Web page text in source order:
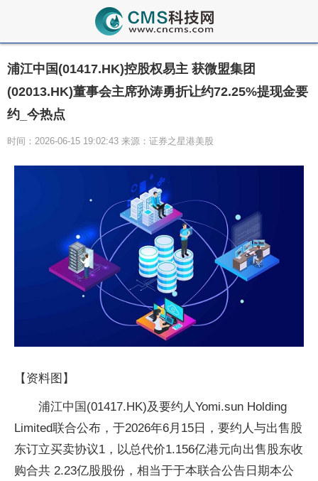
浦江中国(01417.HK)控股权易主 获微盟集团
(02013.HK)董事会主席孙涛勇折让约72.25%提现金要
约_今热点
时间：2026-06-15 19:02:43 来源：证券之星港美股
【资料图】
浦江中国(01417.HK)及要约人Yomi.sun Holding
Limited联合公布，于2026年6月15日，要约人与出售股
东订立买卖协议1，以总代价1.156亿港元向出售股东收
购合共 2.23亿股股份，相当于于本联合公告日期本公